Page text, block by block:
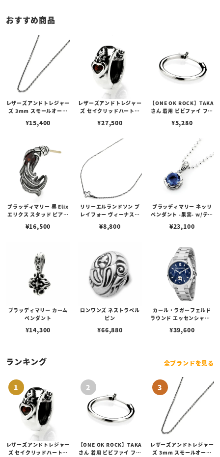
おすすめ商品
レザーズアンドトレジャー
ズ 3mm スモールオーバ
ブスタークラスプ＆LTロ
¥15,400
レザーズアンドトレジャー
ズ セイクリッドハートピ
¥27,500
【ONE OK ROCK】TAKA
さん 着用 ビビファイ フー
¥5,280
ブラッディマリー 昼 Elix
エリクス スタッド ピアス
¥16,500
リリーエルランドソン プ
レイフォー ヴィーナスチ
¥8,800
ブラッディマリー ネッリ
ペンダント -果実- w/ティ
¥23,100
ブラッディマリー カーム
ペンダント
¥14,300
ロンワンズ ネストラペル
ピン
¥66,880
カール・ラガーフェルド
ラウンド エッセンシャル -
イコン ダイヤル シルバー
¥39,600
ランキング 全ブランドを見る
レザーズアンドトレジャー
ズ セイクリッドハートピ
【ONE OK ROCK】TAKA
さん 着用 ビビファイ フー
レザーズアンドトレジャー
ズ 3mm スモールオーバ